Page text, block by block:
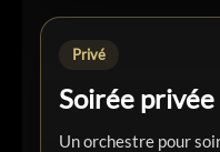
Privé
Soirée privée
Un orchestre pour